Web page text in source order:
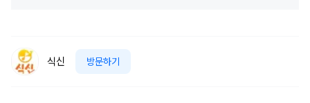
식신 방문하기